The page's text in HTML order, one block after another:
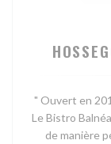
" Ouvert en
Le Bistro
de manière